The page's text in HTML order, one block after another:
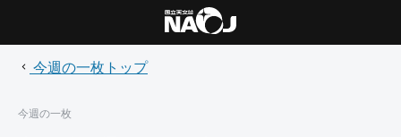
今週の一枚トップ
今週の一枚